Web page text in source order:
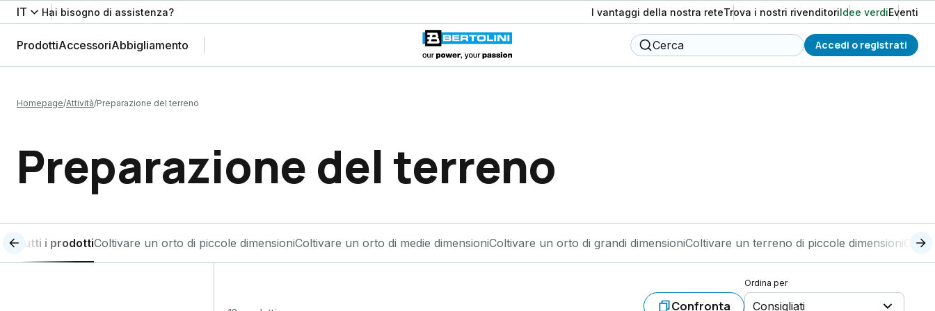
IT Hai bisogno di assistenza? I vantaggi della nostra reteTrova i nostri rivenditoriIdee verdiEventi
ProdottiAccessoriAbbigliamento Cerca Accedi o registrati
Homepage Attività Preparazione del terreno
Preparazione del terreno
Tutti i prodottiColtivare un orto di piccole dimensioniColtivare un orto di medie dimensioniColtivare un orto di grandi dimensioniColtivare un terreno di piccole dimensioni
Confronta
Ordina per
Consigliati